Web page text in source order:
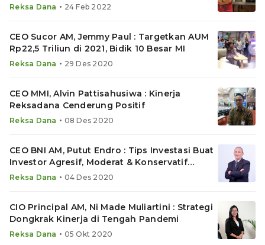
Reksa Dana • 24 Feb 2022
CEO Sucor AM, Jemmy Paul : Targetkan AUM
Rp22,5 Triliun di 2021, Bidik 10 Besar MI
Reksa Dana • 29 Des 2020
CEO MMI, Alvin Pattisahusiwa : Kinerja
Reksadana Cenderung Positif
Reksa Dana • 08 Des 2020
CEO BNI AM, Putut Endro : Tips Investasi Buat
Investor Agresif, Moderat & Konservatif
Jelang 2021
Reksa Dana • 04 Des 2020
CIO Principal AM, Ni Made Muliartini : Strategi
Dongkrak Kinerja di Tengah Pandemi
Reksa Dana • 05 Okt 2020